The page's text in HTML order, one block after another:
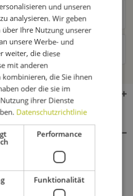
angesehen
und unseren
analysieren. Wir geben
Ihre Nutzung unserer
unsere Werbe- und
weiter, die diese
mit anderen
die Sie ihnen
oder die sie im
ihrer Dienste
Datenschutzrichtlinie
Performance
Funktionalität